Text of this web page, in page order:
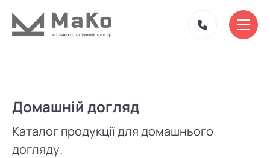
Домашній догляд
Каталог продукції для домашнього
догляду.